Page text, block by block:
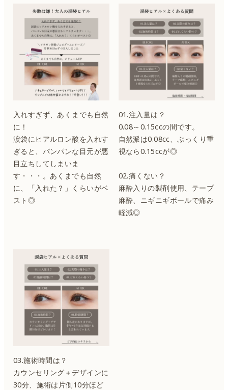
入れすぎず、あくまでも自然
に！
涙袋にヒアルロン酸を入れす
ぎると、パンパンな目元が悪
目立ちしてしまいま
す・・・。あくまでも自然
に、「入れた？」くらいがベ
スト◎
01.注入量は？
0.08～0.15ccの間です。
自然派は0.08cc、ぷっくり重
視なら0.15ccが◎
02.痛くない？
麻酔入りの製剤使用、テープ
麻酔、ニギニギボールで痛み
軽減◎
03.施術時間は？
カウンセリング＋デザインに
30分、施術は片側10分ほど